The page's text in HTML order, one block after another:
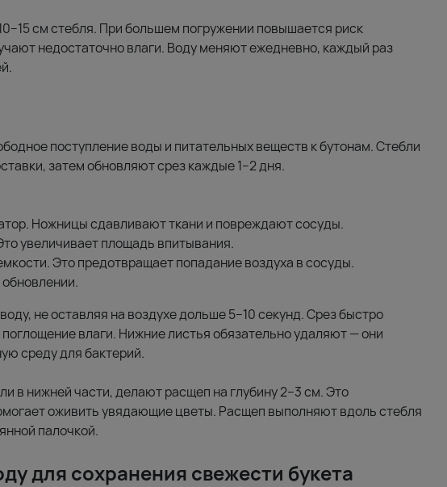
см стебля. При большем погружении повышается риск
недостаточно влаги. Воду меняют ежедневно, каждый раз
поступление воды и питательных веществ к бутонам. Стебли
затем обновляют срез каждые 1–2 дня.
Ножницы сдавливают ткани и повреждают сосуды.
увеличивает площадь впитывания.
Это предотвращает попадание воздуха в сосуды.
не оставляя на воздухе дольше 5–10 секунд. Срез быстро
влаги. Нижние листья обязательно удаляют — они
среду для бактерий.
в нижней части, делают расщеп на глубину 2–3 см. Это
оживить увядающие цветы. Расщеп выполняют вдоль стебля
палочкой.
для сохранения свежести букета